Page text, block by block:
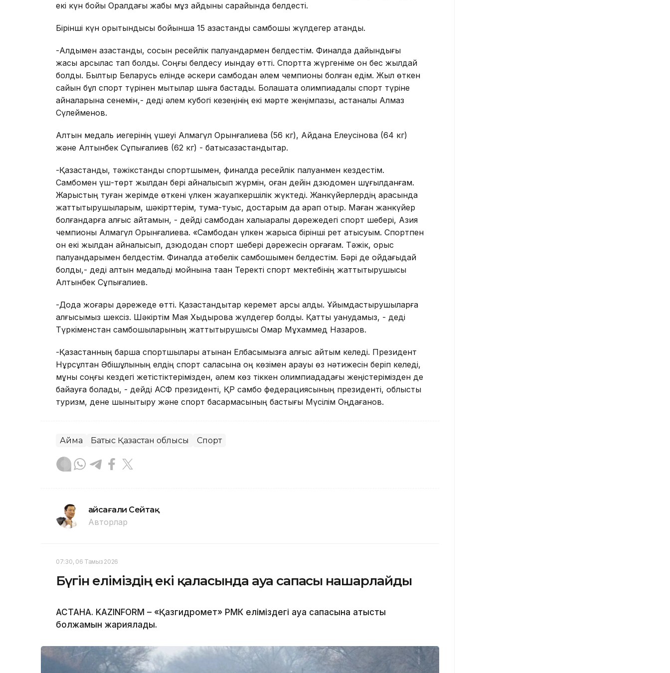
екі күн бойы Оралдағы жабық мұз айдыны сарайында белдесті.
Бірінші күн қорытындысы бойынша 15 қазақстандық самбошы жүлдегер атанды.
-Алдымен қазақстандық, сосын ресейлік палуандармен белдестім. Финалда дайындығы
жақсы қарсылас тап болды. Соңғы белдесу қиындау өтті. Спортта жүргеніме он бес жылдай
болды. Былтыр Беларусь елінде әскери самбодан әлем чемпионы болған едім. Жыл өткен
сайын бұл спорт түрінен мықтылар шыға бастады. Болашақта олимпиадалық спорт түріне
айналарына сенемін,- деді әлем кубогі кезеңінің екі мәрте жеңімпазы, астаналық Алмаз
Сүлейменов.
Алтын медаль иегерінің үшеуі Алмагүл Орынғалиева (56 кг), Айдана Елеусінова (64 кг)
және Алтынбек Сұпығалиев (62 кг) - батысқазақстандықтар.
-Қазақстандық, тәжікстандық спортшымен, финалда ресейлік палуанмен кездестім.
Самбомен үш-төрт жылдан бері айналысып жүрмін, оған дейін дзюдомен шұғылданғам.
Жарыстың туған жерімде өткені үлкен жауапкершілік жүктеді. Жанкүйерлердің арасында
жаттықтырушыларым, шәкірттерім, тума-туыс, достарым да қарап отыр. Маған жанкүйер
болғандарға алғыс айтамын, - дейді самбодан халықаралық дәрежедегі спорт шебері, Азия
чемпионы Алмагүл Орынғалиева. «Самбодан үлкен жарысқа бірінші рет қатысуым. Спортпен
он екі жылдан айналысып, дзюдодан спорт шебері дәрежесін қорғағам. Тәжік, орыс
палуандарымен белдестім. Финалда ақтөбелік самбошымен белдестім. Бәрі де ойдағыдай
болды,- деді алтын медальді мойнына таққан Теректі спорт мектебінің жаттықтырушысы
Алтынбек Сұпығалиев.
-Дода жоғары дәрежеде өтті. Қазақстандықтар керемет қарсы алды. Ұйымдастырушыларға
алғысымыз шексіз. Шәкіртім Мая Хыдырова жүлдегер болды. Қатты қуанудамыз, - деді
Түркіменстан самбошыларының жаттықтырушысы Омар Мұхаммед Назаров.
-Қазақстанның барша спортшылары атынан Елбасымызға алғыс айтқым келеді. Президент
Нұрсұлтан Әбішұлының елдің спорт саласына оң көзімен қарауы өз нәтижесін беріп келеді,
мұны соңғы кездегі жетістіктерімізден, әлем көз тіккен олимпиададағы жеңістерімізден де
байқауға болады, - дейді АСФ президенті, ҚР самбо федерациясының президенті, облыстық
туризм, дене шынықтыру және спорт басқармасының бастығы Мүсілім Оңдағанов.
Аймақ Батыс Қазақстан облысы Спорт
Ғайсағали Сейтақ
Авторлар
07:30, 06 Тамыз 2026
Бүгін еліміздің екі қаласында ауа сапасы нашарлайды
АСТАНА. KAZINFORM – «Қазгидромет» РМК еліміздегі ауа сапасына қатысты
болжамын жариялады.